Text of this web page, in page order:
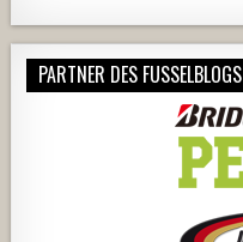
PARTNER DES FUSSELBLOGS